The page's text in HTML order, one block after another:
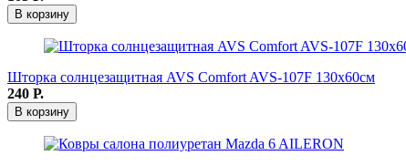
В корзину
Шторка солнцезащитная AVS Comfort AVS-107F 130х60см
240 Р.
В корзину